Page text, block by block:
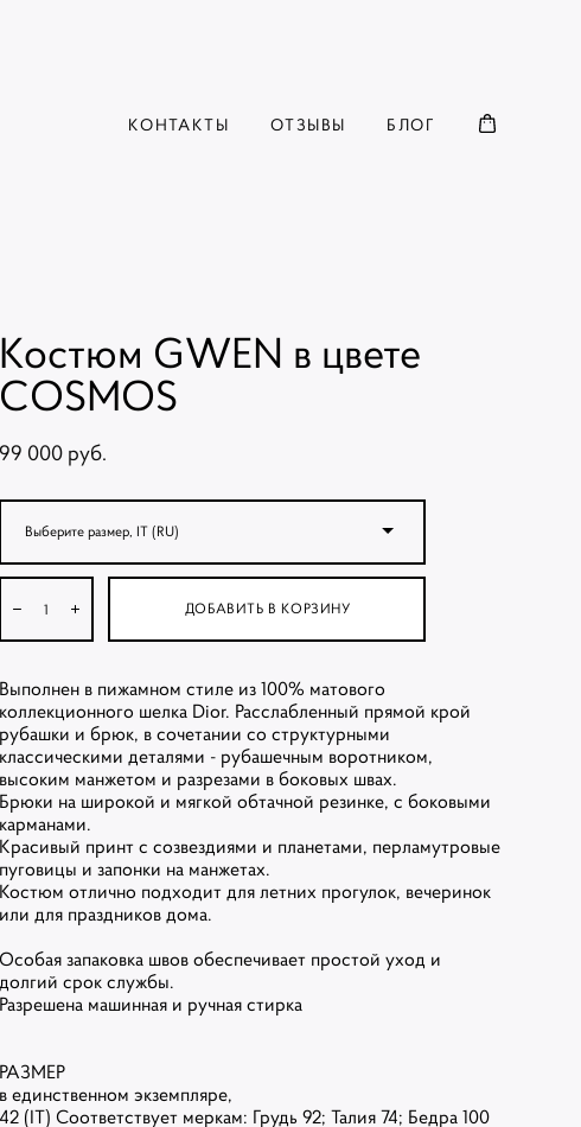
КОНТАКТЫ ОТЗЫВЫ БЛОГ
Костюм GWEN в цвете
COSMOS
99 000 pуб.
Выберите размер, IT (RU)
ДОБАВИТЬ В КОРЗИНУ
Выполнен в пижамном стиле из 100% матового
коллекционного шелка Dior. Расслабленный прямой крой
рубашки и брюк, в сочетании со структурными
классическими деталями - рубашечным воротником,
высоким манжетом и разрезами в боковых швах.
Брюки на широкой и мягкой обтачной резинке, с боковыми
карманами.
Красивый принт с созвездиями и планетами, перламутровые
пуговицы и запонки на манжетах.
Костюм отлично подходит для летних прогулок, вечеринок
или для праздников дома.
Особая запаковка швов обеспечивает простой уход и
долгий срок службы.
Разрешена машинная и ручная стирка
РАЗМЕР
в единственном экземпляре,
42 (IT) Соответствует меркам: Грудь 92; Талия 74; Бедра 100